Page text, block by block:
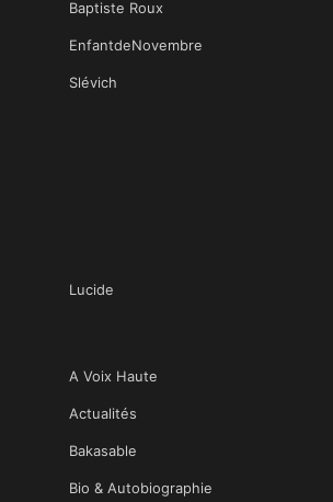
Baptiste Roux
EnfantdeNovembre
Slévich
Lucide
A Voix Haute
Actualités
Bakasable
Bio & Autobiographie